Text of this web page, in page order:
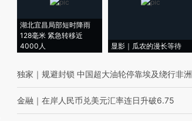
湖北宜昌局部短时降雨
128毫米 紧急转移近
4000人
显影｜瓜农的漫长等待
独家 ｜ 规避封锁 中国超大油轮停靠埃及绕行非洲
金融 ｜ 在岸人民币兑美元汇率连日升破6.75